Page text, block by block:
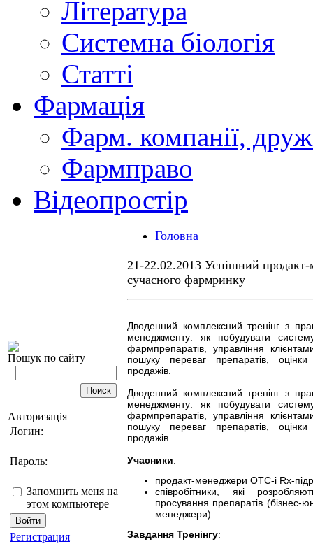
Література
Системна біологія
Статті
Фармація
Фарм. компанії,
Фармправо
Відеопростір
Пошук по сайту
Авторизація
Логин:
Пароль:
Запомнить меня на
этом компьютере
Регистрация
Головна
21-22.02.2013 Успішний
сучасного фармринку
Дводенний комплексний тренінг з
менеджменту: як побудувати
фармпрепаратів, управління
пошуку переваг препаратів, оцінки
продажів.
Дводенний комплексний тренінг з
менеджменту: як побудувати
фармпрепаратів, управління
пошуку переваг препаратів, оцінки
продажів.
Учасники:
продакт-менеджери ОТС-і Rx-
співробітники, які
просування препаратів (бізнес-
менеджери).
Завдання Тренінгу: